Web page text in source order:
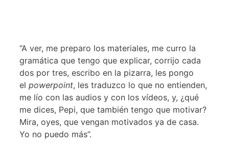
“A ver, me preparo los materiales, me curro la
gramática que tengo que explicar, corrijo cada
dos por tres, escribo en la pizarra, les pongo
el powerpoint, les traduzco lo que no entienden,
me lío con las audios y con los vídeos, y, ¿qué
me dices, Pepi, que también tengo que motivar?
Mira, oyes, que vengan motivados ya de casa.
Yo no puedo más”.